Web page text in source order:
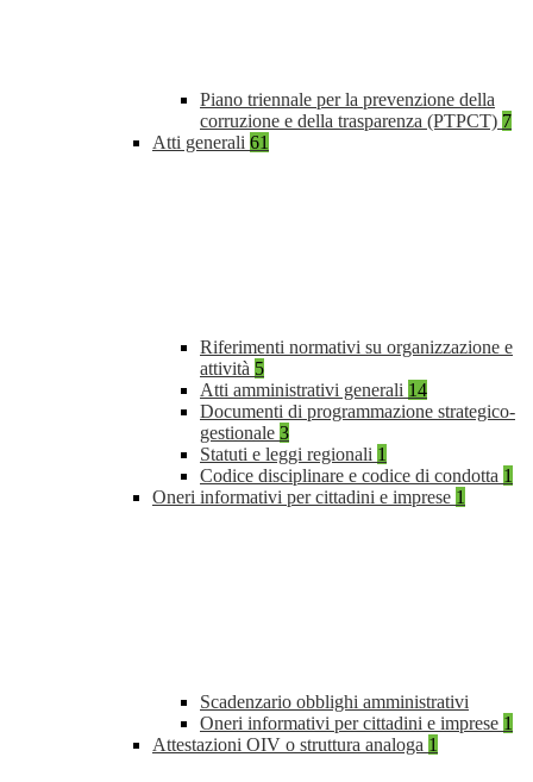
Piano triennale per la prevenzione della
corruzione e della trasparenza (PTPCT) 7
Atti generali 61
Riferimenti normativi su organizzazione e
attività 5
Atti amministrativi generali 14
Documenti di programmazione strategico-
gestionale 3
Statuti e leggi regionali 1
Codice disciplinare e codice di condotta 1
Oneri informativi per cittadini e imprese 1
Scadenzario obblighi amministrativi
Oneri informativi per cittadini e imprese 1
Attestazioni OIV o struttura analoga 1